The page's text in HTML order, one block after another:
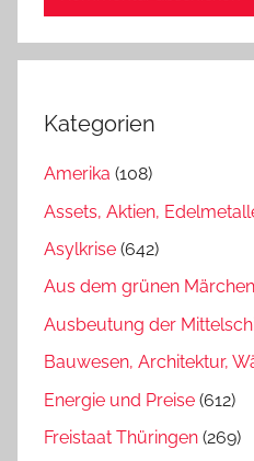
Kategorien
Amerika (108)
Assets, Aktien,
Asylkrise (642)
Aus dem grünen
Ausbeutung der
Bauwesen, Architektur,
Energie und Preise (612)
Freistaat Thüringen (269)